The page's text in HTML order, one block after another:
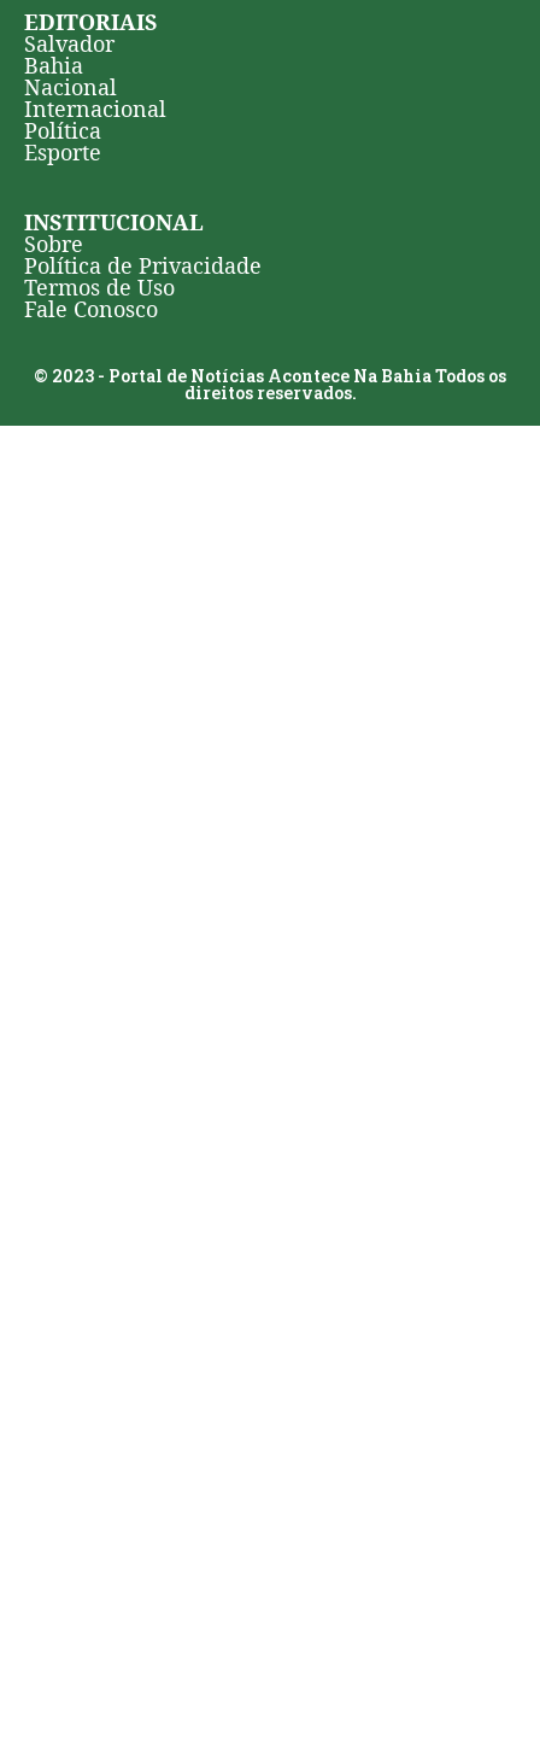
EDITORIAIS
Salvador
Bahia
Nacional
Internacional
Política
Esporte
INSTITUCIONAL
Sobre
Política de Privacidade
Termos de Uso
Fale Conosco
© 2023 - Portal de Notícias Acontece Na Bahia Todos os
direitos reservados.